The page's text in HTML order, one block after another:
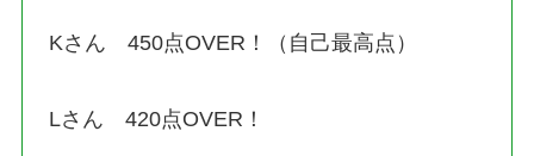
Kさん 450点OVER！（自己最高点）
Lさん 420点OVER！